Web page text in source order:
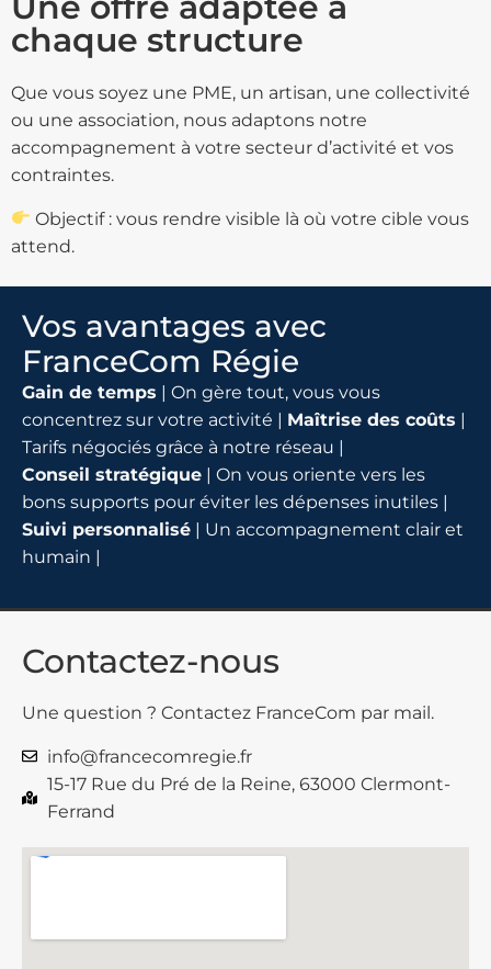
chaque structure
Que vous soyez une PME, un artisan, une collectivité
ou une association, nous adaptons notre
accompagnement à votre secteur d’activité et vos
contraintes.
Objectif : vous rendre visible là où votre cible vous
attend.
Vos avantages avec
FranceCom Régie
Gain de temps | On gère tout, vous vous
concentrez sur votre activité | Maîtrise des coûts |
Tarifs négociés grâce à notre réseau |
Conseil stratégique | On vous oriente vers les
bons supports pour éviter les dépenses inutiles |
Suivi personnalisé | Un accompagnement clair et
humain |
Contactez-nous
Une question ? Contactez FranceCom par mail.
info@francecomregie.fr
15-17 Rue du Pré de la Reine, 63000 Clermont-
Ferrand